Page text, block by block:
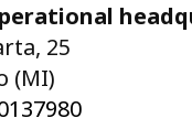
25
(MI)